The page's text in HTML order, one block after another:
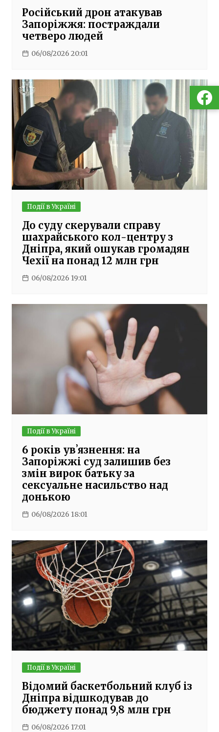
Російський дрон атакував
Запоріжжя: постраждали
четверо людей
06/08/2026 20:01
Події в Україні
До суду скерували справу
шахрайського кол-центру з
Дніпра, який ошукав громадян
Чехії на понад 12 млн грн
06/08/2026 19:01
Події в Україні
6 років увʼязнення: на
Запоріжжі суд залишив без
змін вирок батьку за
сексуальне насильство над
донькою
06/08/2026 18:01
Події в Україні
Відомий баскетбольний клуб із
Дніпра відшкодував до
бюджету понад 9,8 млн грн
06/08/2026 17:01